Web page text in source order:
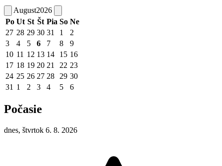
August2026
Po Ut St Št Pia So Ne
27 28 29 30 31 1
2
3
4 5 6 7 8
9
10 11 12 13 14 15 16
17 18 19 20 21 22 23
24 25 26 27 28 29 30
31 1 2 3 4 5 6
Počasie
dnes, štvrtok 6. 8. 2026